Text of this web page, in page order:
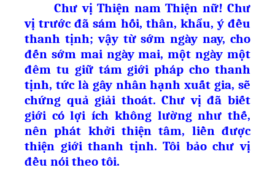
Chư vị Thiện nam Thiện nữ! Chư
vị trước đã sám hối, thân, khẩu, ý đều
thanh tịnh; vậy từ sớm ngày nay, cho
đến sớm mai ngày mai, một ngày một
đêm tu giữ tám giới pháp cho thanh
tịnh, tức là gây nhân hạnh xuất gia, sẽ
chứng quả giải thoát. Chư vị đã biết
giới có lợi ích không lường như thế,
nên phát khởi thiện tâm, liền được
thiện giới thanh tịnh. Tôi bảo chư vị
đều nói theo tôi.